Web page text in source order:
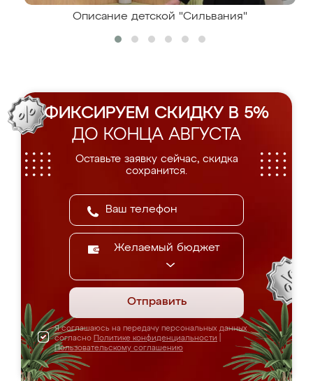
Описание детской "Сильвания"
ФИКСИРУЕМ СКИДКУ В 5%
ДО КОНЦА АВГУСТА
Оставьте заявку сейчас, скидка
сохранится.
Желаемый бюджет
Отправить
Я соглашаюсь на передачу персональных данных
согласно Политике конфиденциальности
Пользовательскому соглашению